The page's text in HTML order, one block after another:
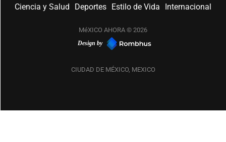
Ciencia y Salud
Deportes Estilo de Vida Internacional
MéXICO AHORA © 2026
Design by
CIUDAD DE MÉXICO, MEXICO